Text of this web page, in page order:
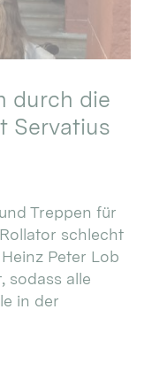
durch die
Servatius
Treppen für
schlecht
Peter Lob
sodass alle
in der